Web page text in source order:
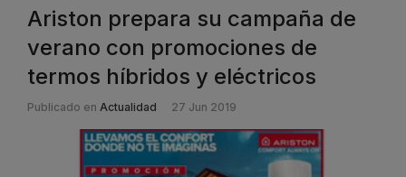
Ariston prepara su campaña de
verano con promociones de
termos híbridos y eléctricos
Publicado en Actualidad 27 Jun 2019